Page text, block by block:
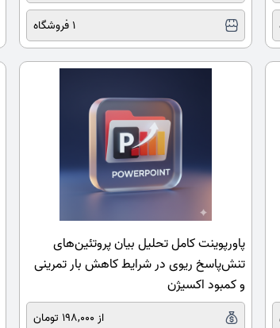
1 فروشگاه
پاورپوینت کامل تحلیل بیان پروتئین‌های
تنش‌پاسخ ریوی در شرایط کاهش بار تمرینی
و کمبود اکسیژن
از 198,000 تومان